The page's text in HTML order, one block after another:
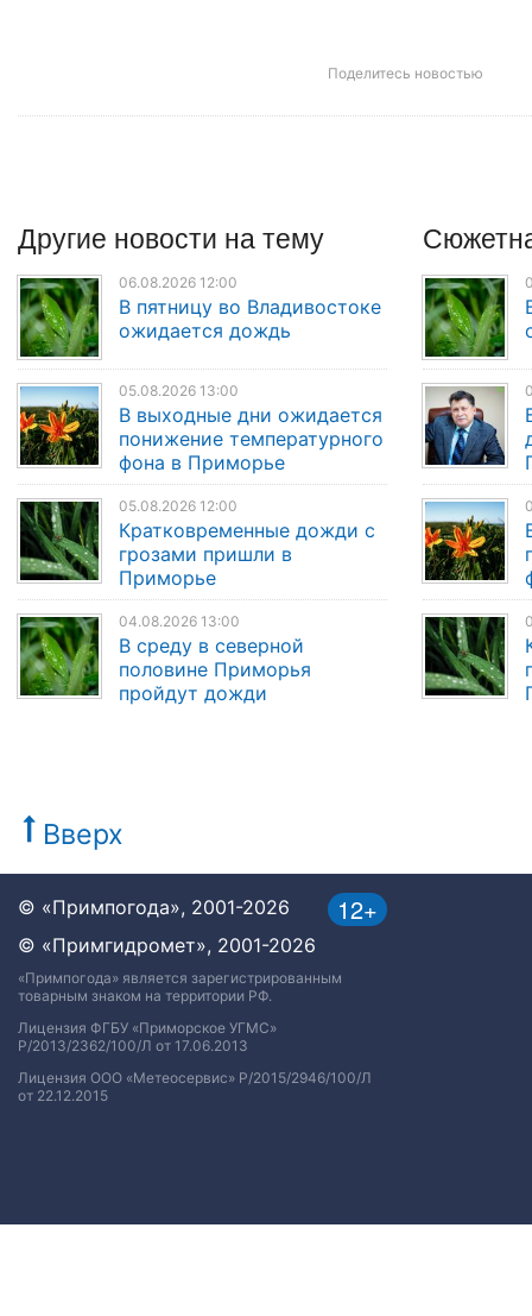
Поделитесь новостью
Другие новости на тему
06.08.2026 12:00
В пятницу во Владивостоке
ожидается дождь
05.08.2026 13:00
В выходные дни ожидается
понижение температурного
фона в Приморье
05.08.2026 12:00
Кратковременные дожди с
грозами пришли в
Приморье
04.08.2026 13:00
В среду в северной
половине Приморья
пройдут дожди
Вверх
12+
© «Примпогода», 2001-2026
© «Примгидромет», 2001-2026
«Примпогода» является зарегистрированным
товарным знаком на территории РФ.
Лицензия ФГБУ «Приморское УГМС»
Р/2013/2362/100/Л от 17.06.2013
Лицензия ООО «Метеосервис» Р/2015/2946/100/Л
от 22.12.2015